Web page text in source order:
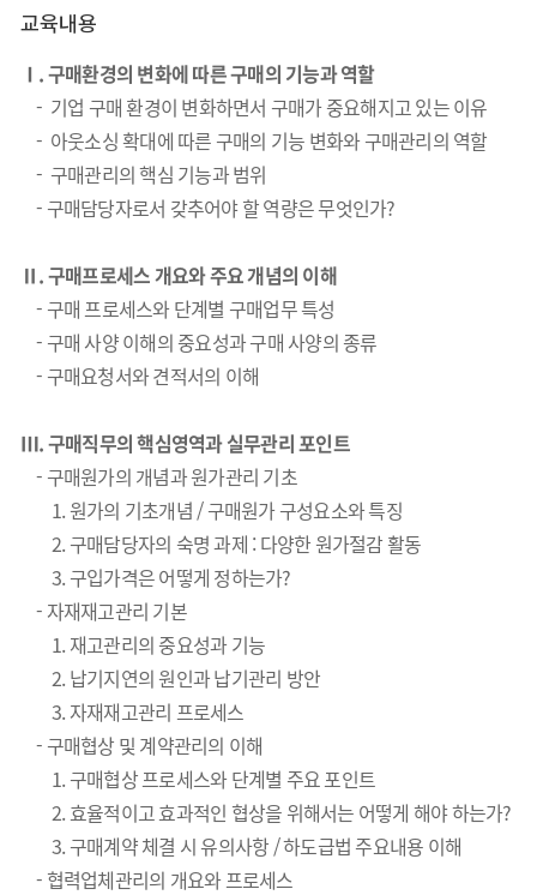
교육내용
Ⅰ.구매환경의 변화에 따른 구매의 기능과 역할
- 기업 구매 환경이 변화하면서 구매가 중요해지고 있는 이유
- 아웃소싱 확대에 따른 구매의 기능 변화와 구매관리의 역할
- 구매관리의 핵심 기능과 범위
- 구매담당자로서 갖추어야 할 역량은 무엇인가?
Ⅱ. 구매프로세스 개요와 주요 개념의 이해
- 구매 프로세스와 단계별 구매업무 특성
- 구매 사양 이해의 중요성과 구매 사양의 종류
- 구매요청서와 견적서의 이해
Ⅲ. 구매직무의 핵심영역과 실무관리 포인트
- 구매원가의 개념과 원가관리 기초
1. 원가의 기초개념 / 구매원가 구성요소와 특징
2. 구매담당자의 숙명 과제 : 다양한 원가절감 활동
3. 구입가격은 어떻게 정하는가?
- 자재재고관리 기본
1. 재고관리의 중요성과 기능
2. 납기지연의 원인과 납기관리 방안
3. 자재재고관리 프로세스
- 구매협상 및 계약관리의 이해
1. 구매협상 프로세스와 단계별 주요 포인트
2. 효율적이고 효과적인 협상을 위해서는 어떻게 해야 하는가?
3. 구매계약 체결 시 유의사항 /하도급법 주요내용 이해
- 협력업체관리의 개요와 프로세스